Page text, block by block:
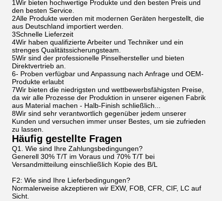
1Wir bieten hochwertige Produkte und den besten Preis und
den besten Service.
2Alle Produkte werden mit modernen Geräten hergestellt, die
aus Deutschland importiert werden.
3Schnelle Lieferzeit
4Wir haben qualifizierte Arbeiter und Techniker und ein
strenges Qualitätssicherungsteam.
5Wir sind der professionelle Pinselhersteller und bieten
Direktvertrieb an.
6- Proben verfügbar und Anpassung nach Anfrage und OEM-
Produkte erlaubt
7Wir bieten die niedrigsten und wettbewerbsfähigsten Preise,
da wir alle Prozesse der Produktion in unserer eigenen Fabrik
aus Material machen - Halb-Finish schließlich...
8Wir sind sehr verantwortlich gegenüber jedem unserer
Kunden und versuchen immer unser Bestes, um sie zufrieden
zu lassen.
Häufig gestellte Fragen
Q1. Wie sind Ihre Zahlungsbedingungen?
Generell 30% T/T im Voraus und 70% T/T bei
Versandmitteilung einschließlich Kopie des B/L
F2: Wie sind Ihre Lieferbedingungen?
Normalerweise akzeptieren wir EXW, FOB, CFR, CIF, LC auf
Sicht.